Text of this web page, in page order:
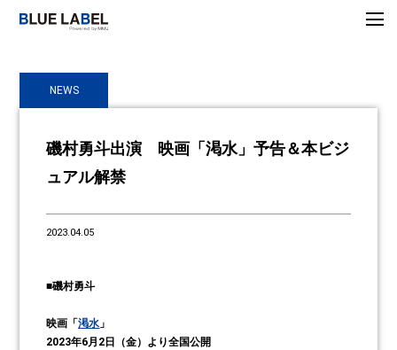
磯村勇斗出演 映画「渇水」予告＆本ビジ
ュアル解禁
2023.04.05
■磯村勇斗
映画「渇水 」
2023年6月2日（金）より全国公開
NEWS